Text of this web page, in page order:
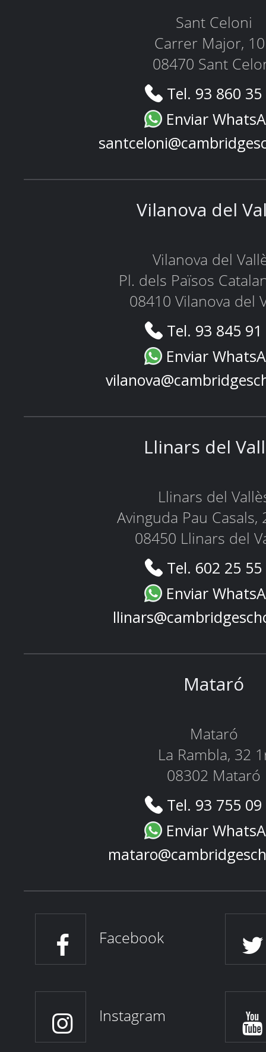
Sant Celoni
Carrer Major,
08470 Sant
Tel. 93 860
Enviar
Vilanova del
Vilanova del
Pl. dels Països
08410 Vilanova del
Tel. 93 845
Enviar
Llinars del
Llinars del
Avinguda Pau Casals,
08450 Llinars del
Tel. 602 25
Enviar
Mataró
Mataró
La Rambla, 32
08302 Mataró
Tel. 93 755
Enviar
Facebook
Instagram